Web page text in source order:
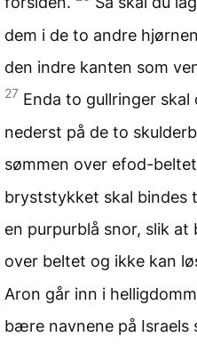
dem i de to andre
den indre kanten som
27 Enda to gullringer skal
nederst på de to
sømmen over efod-
bryststykket skal bindes
en purpurblå snor, slik
over beltet og ikke kan
Aron går inn i
bære navnene på